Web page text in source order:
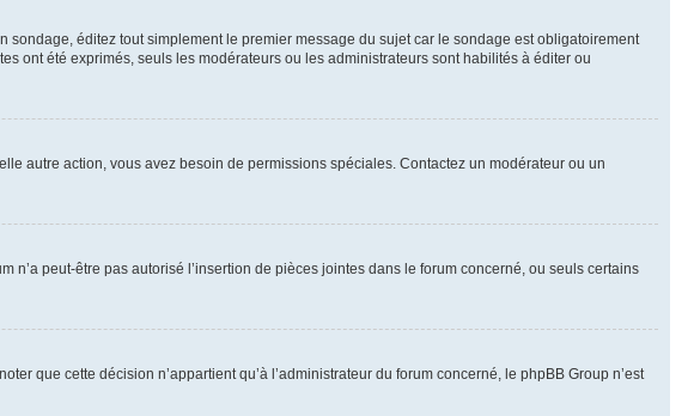
éditez tout simplement le premier message du sujet car le sondage est obligatoirement
ont été exprimés, seuls les modérateurs ou les administrateurs sont habilités à éditer ou
autre action, vous avez besoin de permissions spéciales. Contactez un modérateur ou un
n’a peut-être pas autorisé l’insertion de pièces jointes dans le forum concerné, ou seuls certains
que cette décision n’appartient qu’à l’administrateur du forum concerné, le phpBB Group n’est